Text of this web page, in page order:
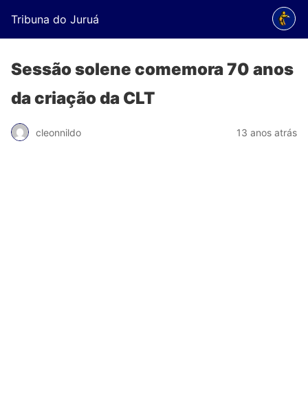
Tribuna do Juruá
Sessão solene comemora 70 anos
da criação da CLT
cleonnildo 13 anos atrás